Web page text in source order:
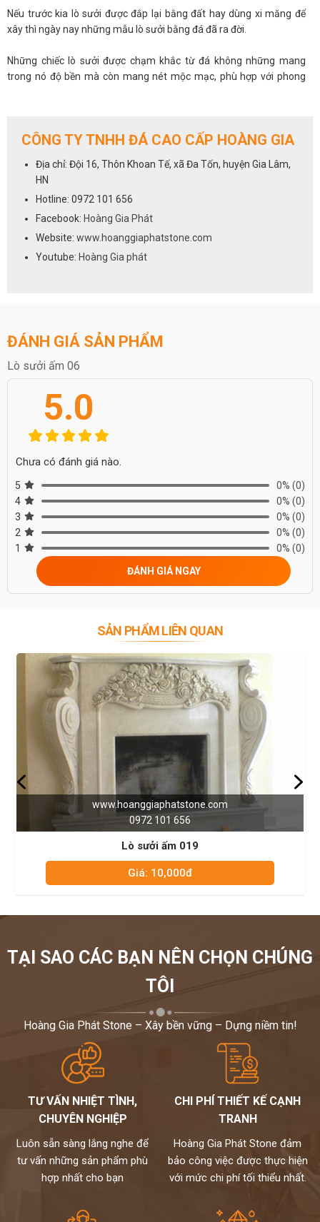
Nếu trước kia lò sưởi được đắp lại bằng đất hay dùng xi măng để
xây thì ngày nay những mẫu lò sưởi bằng đá đã ra đời.
Những chiếc lò sưởi được chạm khắc từ đá không những mang
trong nó độ bền mà còn mang nét mộc mạc, phù hợp với phong
Việc đưa lò sưởi đá vào trang trí nhà cửa sẽ giúp bạn tận dụng được
những khoảng trống trong ngôi nhà làm thay đổi cả một không
gian nội thất. Tuy nhiên, cần chọn vị trí đặt lò sưởi sao cho phù hợp
quan niệm về phong thủy, lò sưởi là nơi mang lại sinh khí cho các
thành viên trong nhà nên tuyệt đối không được bịt kín lò sưởi để
không khí được lưu thông.
CÔNG TY TNHH ĐÁ CAO CẤP HOÀNG GIA
Địa chỉ: Đội 16, Thôn Khoan Tế, xã Đa Tốn, huyện Gia Lâm,
HN
Hotline: 0972 101 656
Facebook: Hoàng Gia Phát
Website: www.hoanggiaphatstone.com
Youtube: Hoàng Gia phát
ĐÁNH GIÁ SẢN PHẨM
Lò sưởi ấm 06
5.0
Chưa có đánh giá nào.
5 0% (0)
4
0% (0)
3
0% (0)
2
0% (0)
1
0% (0)
ĐÁNH GIÁ NGAY
SẢN PHẨM LIÊN QUAN
www.hoanggiaphatstone.com
0972 101 656
Lò sưởi ấm 019
TẠI SAO CÁC BẠN NÊN CHỌN CHÚNG
TÔI
Hoàng Gia Phát Stone – Xây bền vững – Dựng niềm tin!
TƯ VẤN NHIỆT TÌNH,
CHUYÊN NGHIỆP
Luôn sẵn sàng lắng nghe để
tư vấn những sản phẩm phù
hợp nhất cho bạn
CHI PHÍ THIẾT KẾ CẠNH
TRANH
Hoàng Gia Phát Stone đảm
bảo công việc được thực hiện
với mức chi phí tối thiểu nhất.